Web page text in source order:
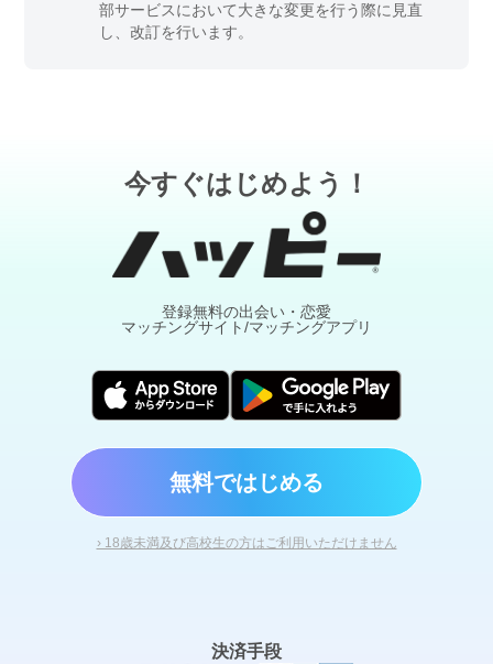
部サービスにおいて大きな変更を行う際に見直
し、改訂を行います。
今すぐはじめよう！
登録無料の出会い・恋愛
マッチングサイト/マッチングアプリ
無料ではじめる
› 18歳未満及び高校生の方はご利用いただけません
決済手段